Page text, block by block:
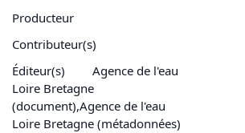
Producteur
Contributeur(s)
Éditeur(s)
Agence de l'eau
Loire Bretagne
(document),Agence de l'eau
Loire Bretagne (métadonnées)